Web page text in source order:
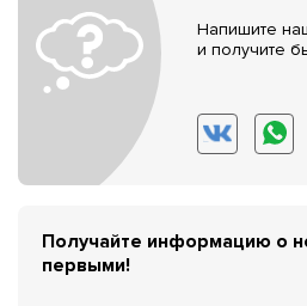
Напишите
и получите
Получайте информацию о
первыми!